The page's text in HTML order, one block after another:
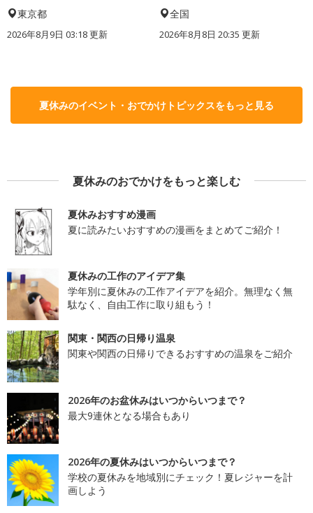
東京都
2026年8月9日 03:18更新
全国
2026年8月8日 20:35 更新
夏休みのイベント・おでかけトピックスをもっと見る
夏休みのおでかけをもっと楽しむ
夏休みおすすめ漫画
夏に読みたいおすすめの漫画をまとめてご紹介！
夏休みの工作のアイデア集
学年別に夏休みの工作アイデアを紹介。無理なく無
駄なく、自由工作に取り組もう！
関東・関西の日帰り温泉
関東や関西の日帰りできるおすすめの温泉をご紹介
2026年のお盆休みはいつからいつまで？
最大9連休となる場合もあり
2026年の夏休みはいつからいつまで？
学校の夏休みを地域別にチェック！夏レジャーを計
画しよう